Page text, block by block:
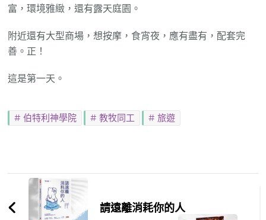
富，環境雅緻，還有露天庭園。
附近還有大型商場，想按摩，食宵夜，應有盡有，配套完
善。正！
這是第一天。
伯特利神學院 教牧同工 旅遊
Post
Navigation請遠離消耗你的人